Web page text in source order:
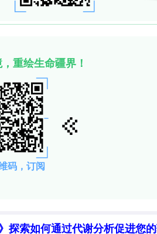
CS，CS引发RCA生成大量
蛋白、T4 DNA
构建，具体序列与试剂来源
子酱）易受Pb
互作用来调控RCA过程及
探索如何通过代谢分析促进您